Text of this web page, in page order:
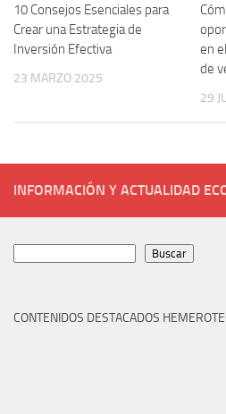
10 Consejos Esenciales para
Crear una Estrategia de
Inversión Efectiva
23 MARZO 2025
en
de
29
INFORMACIÓN Y ACTUALIDAD
Buscar
CONTENIDOS DESTACADOS